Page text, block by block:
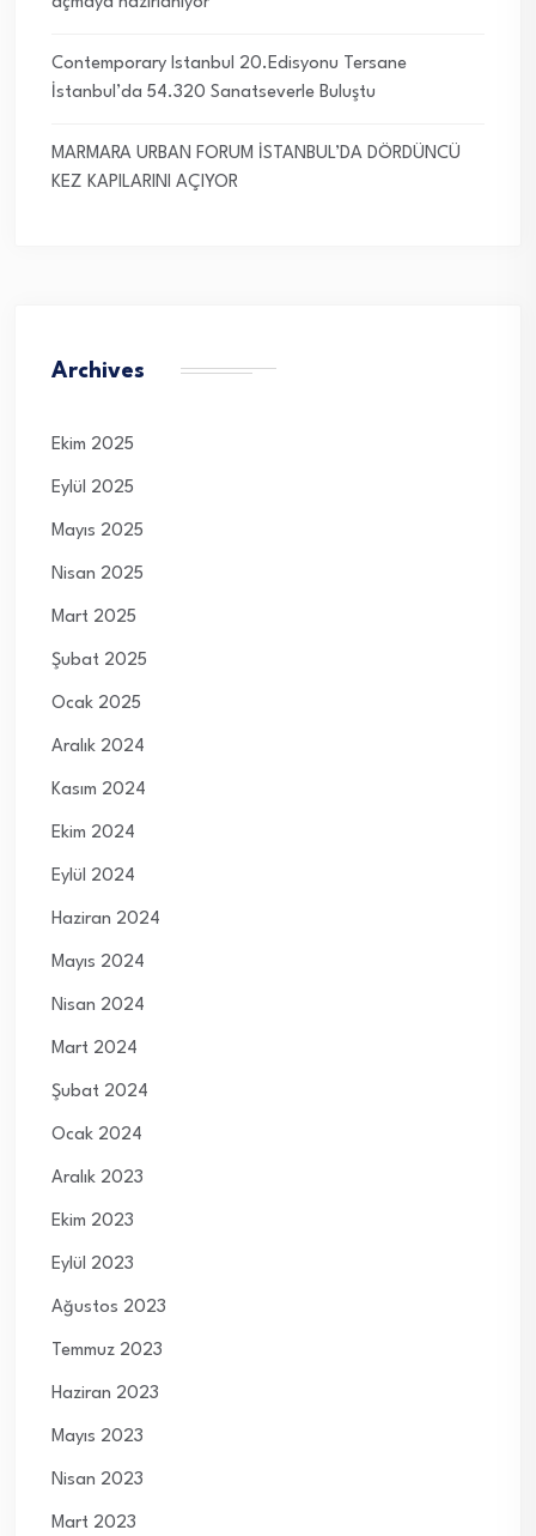
Contemporary Istanbul 20.Edisyonu Tersane
İstanbul’da 54.320 Sanatseverle Buluştu
MARMARA URBAN FORUM İSTANBUL’DA DÖRDÜNCÜ
KEZ KAPILARINI AÇIYOR
Archives
Ekim 2025
Eylül 2025
Mayıs 2025
Nisan 2025
Mart 2025
Şubat 2025
Ocak 2025
Aralık 2024
Kasım 2024
Ekim 2024
Eylül 2024
Haziran 2024
Mayıs 2024
Nisan 2024
Mart 2024
Şubat 2024
Ocak 2024
Aralık 2023
Ekim 2023
Eylül 2023
Ağustos 2023
Temmuz 2023
Haziran 2023
Mayıs 2023
Nisan 2023
Mart 2023